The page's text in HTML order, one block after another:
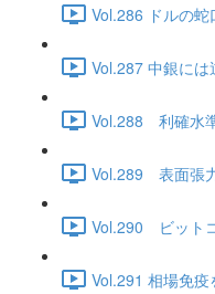
Vol.286 ドルの
Vol.287 中銀に
Vol.288 利確水
Vol.289 表面張
Vol.290 ビット
Vol.291 相場免